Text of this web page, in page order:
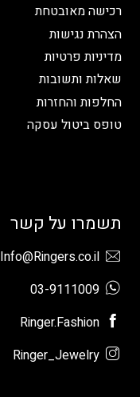
רכישה מאובטחת
הצהרת נגישות
מדיניות פרטיות
שאלות ותשובות
החלפות והחזרות
טופס ביטול עסקה
תשמרו על קשר
Info@Ringers.co.il
03-9111009
Ringer.Fashion
Ringer_Jewelry